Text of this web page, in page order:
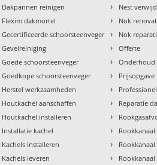
Dakpannen reinigen
Flexim dakmortel
Gecertificeerde schoorsteenveger
Gevelreiniging
Goede schoorsteenveger
Goedkope schoorsteenveger
Herstel werkzaamheden
Houtkachel aanschaffen
Houtkachel installeren
Installatie kachel
Kachels installeren
Kachels leveren
› Nest
› Nok
› Nok
› Offerte
› Onderhoud
› Prijsopgave
›
› Reparatie
›
› Rookkanaal
› Rookkanaal
›